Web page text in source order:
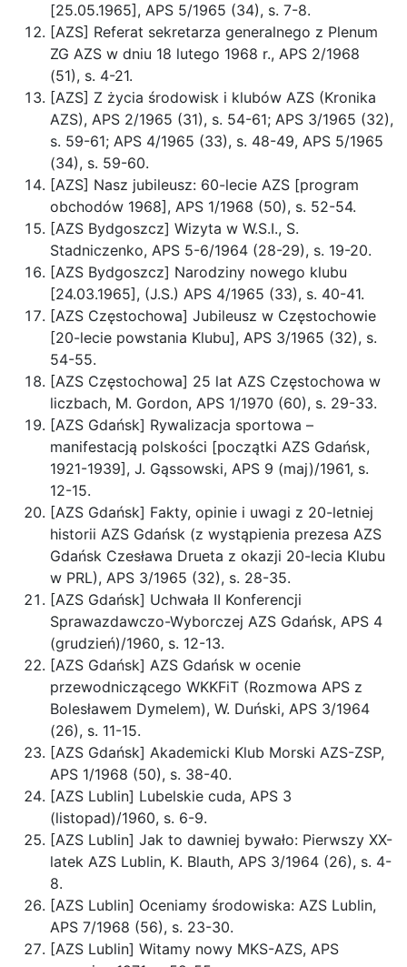
[25.05.1965], APS 5/1965 (34), s. 7-8.
[AZS] Referat sekretarza generalnego z Plenum
ZG AZS w dniu 18 lutego 1968 r., APS 2/1968
(51), s. 4-21.
[AZS] Z życia środowisk i klubów AZS (Kronika
AZS), APS 2/1965 (31), s. 54-61; APS 3/1965 (32),
s. 59-61; APS 4/1965 (33), s. 48-49, APS 5/1965
(34), s. 59-60.
[AZS] Nasz jubileusz: 60-lecie AZS [program
obchodów 1968], APS 1/1968 (50), s. 52-54.
[AZS Bydgoszcz] Wizyta w W.S.I., S.
Stadniczenko, APS 5-6/1964 (28-29), s. 19-20.
[AZS Bydgoszcz] Narodziny nowego klubu
[24.03.1965], (J.S.) APS 4/1965 (33), s. 40-41.
[AZS Częstochowa] Jubileusz w Częstochowie
[20-lecie powstania Klubu], APS 3/1965 (32), s.
54-55.
[AZS Częstochowa] 25 lat AZS Częstochowa w
liczbach, M. Gordon, APS 1/1970 (60), s. 29-33.
[AZS Gdańsk] Rywalizacja sportowa –
manifestacją polskości [początki AZS Gdańsk,
1921-1939], J. Gąssowski, APS 9 (maj)/1961, s.
12-15.
[AZS Gdańsk] Fakty, opinie i uwagi z 20-letniej
historii AZS Gdańsk (z wystąpienia prezesa AZS
Gdańsk Czesława Drueta z okazji 20-lecia Klubu
w PRL), APS 3/1965 (32), s. 28-35.
[AZS Gdańsk] Uchwała II Konferencji
Sprawazdawczo-Wyborczej AZS Gdańsk, APS 4
(grudzień)/1960, s. 12-13.
[AZS Gdańsk] AZS Gdańsk w ocenie
przewodniczącego WKKFiT (Rozmowa APS z
Bolesławem Dymelem), W. Duński, APS 3/1964
(26), s. 11-15.
[AZS Gdańsk] Akademicki Klub Morski AZS-ZSP,
APS 1/1968 (50), s. 38-40.
[AZS Lublin] Lubelskie cuda, APS 3
(listopad)/1960, s. 6-9.
[AZS Lublin] Jak to dawniej bywało: Pierwszy XX-
latek AZS Lublin, K. Blauth, APS 3/1964 (26), s. 4-
8.
[AZS Lublin] Oceniamy środowiska: AZS Lublin,
APS 7/1968 (56), s. 23-30.
[AZS Lublin] Witamy nowy MKS-AZS, APS